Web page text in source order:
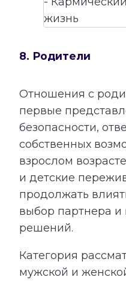
8. Родители
Отношения с
первые
безопасности,
собственных
взрослом
и детские
продолжать
выбор партнера
решений.
Категория
мужской и